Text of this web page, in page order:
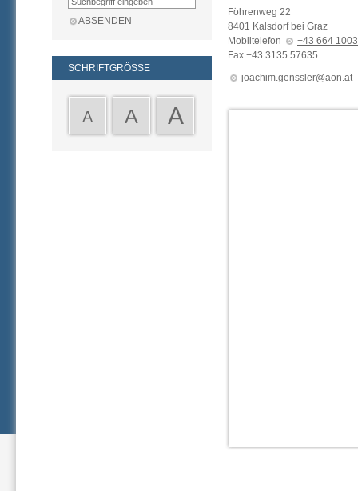
SCHRIFTGRÖSSE
A A A
Föhrenweg 22
8401 Kalsdorf bei Graz
Mobiltelefon
+43 664
Fax +43 3135 57635
joachim.genssler@aon.at